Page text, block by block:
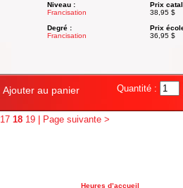
Niveau :
Francisation
Degré :
Francisation
Prix
38,95 $
Prix
36,95 $
Ajouter au panier Quantité :
17 18 19 Page suivante >
Heures d’accueil